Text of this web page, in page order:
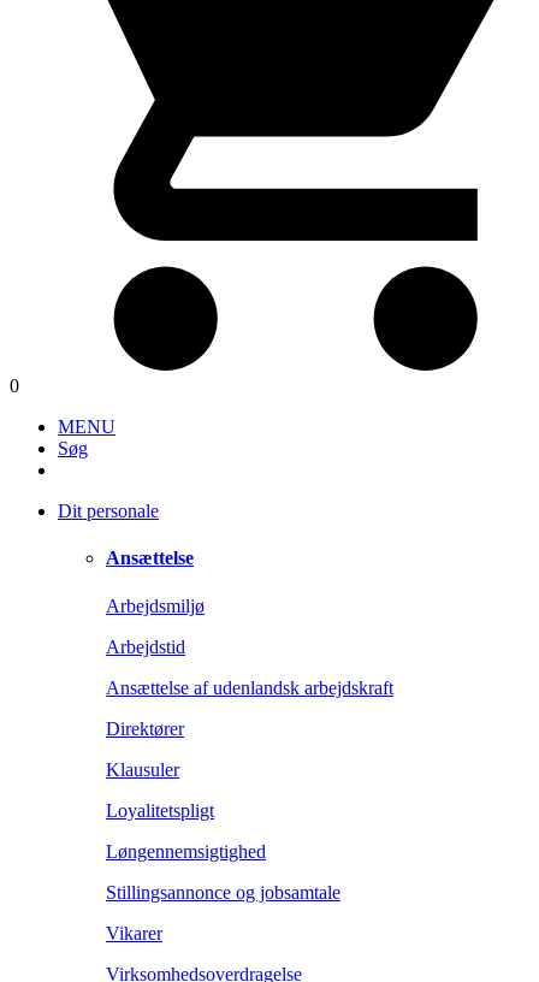
0
MENU
Søg
Dit personale
Ansættelse
Arbejdsmiljø
Arbejdstid
Ansættelse af udenlandsk arbejdskraft
Direktører
Klausuler
Loyalitetspligt
Løngennemsigtighed
Stillingsannonce og jobsamtale
Vikarer
Virksomhedsoverdragelse